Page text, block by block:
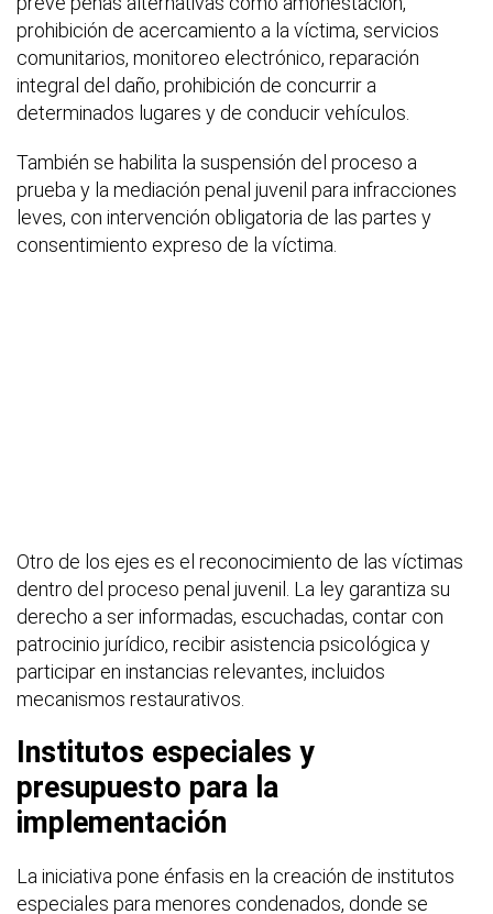
prohibición de acercamiento a la víctima, servicios
comunitarios, monitoreo electrónico, reparación
integral del daño, prohibición de concurrir a
determinados lugares y de conducir vehículos.
También se habilita la suspensión del proceso a
prueba y la mediación penal juvenil para infracciones
leves, con intervención obligatoria de las partes y
consentimiento expreso de la víctima.
Otro de los ejes es el reconocimiento de las víctimas
dentro del proceso penal juvenil. La ley garantiza su
derecho a ser informadas, escuchadas, contar con
patrocinio jurídico, recibir asistencia psicológica y
participar en instancias relevantes, incluidos
mecanismos restaurativos.
Institutos especiales y
presupuesto para la
implementación
La iniciativa pone énfasis en la creación de institutos
especiales para menores condenados, donde se